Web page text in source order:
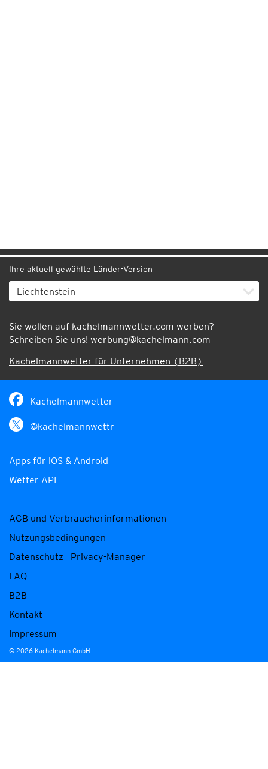
Ihre aktuell gewählte Länder-Version
Sie wollen auf kachelmannwetter.com werben?
Schreiben Sie uns! werbung@kachelmann.com
Kachelmannwetter für Unternehmen (B2B)
Kachelmannwetter
@kachelmannwettr
Apps für iOS & Android
Wetter API
AGB und Verbraucherinformationen
Nutzungsbedingungen
Datenschutz
Privacy-Manager
FAQ
B2B
Kontakt
Impressum
© 2026 Kachelmann GmbH